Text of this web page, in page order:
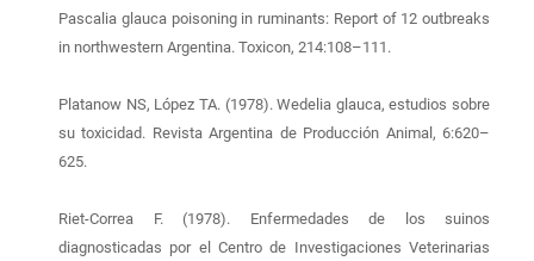
Pascalia glauca poisoning in ruminants: Report of 12 outbreaks
in northwestern Argentina. Toxicon, 214:108–111.
Platanow NS, López TA. (1978). Wedelia glauca, estudios sobre
su toxicidad. Revista Argentina de Producción Animal, 6:620–
625.
Riet-Correa F. (1978). Enfermedades de los suinos
diagnosticadas por el Centro de Investigaciones Veterinarias